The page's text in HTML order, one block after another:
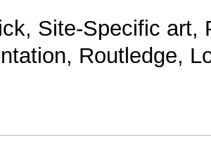
Site-Specific art,
Routledge,